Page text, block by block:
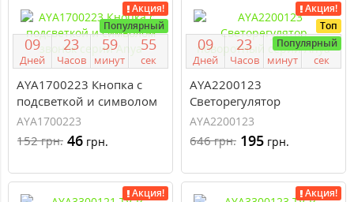
Акция!
Популярный
09
Дней
23
Часов
59
минут
54
сек
AYA1700223 Кнопка с
подсветкой и символом
звонок серии Anya
AYA1700223
152грн. 46 грн.
Акция!
Топ
Популярный
09
Дней
23
Часов
59
минут
54
сек
AYA2200123
Светорегулятор
поворотный серии Anya
AYA2200123
646грн. 195 грн.
Акция!
Акция!